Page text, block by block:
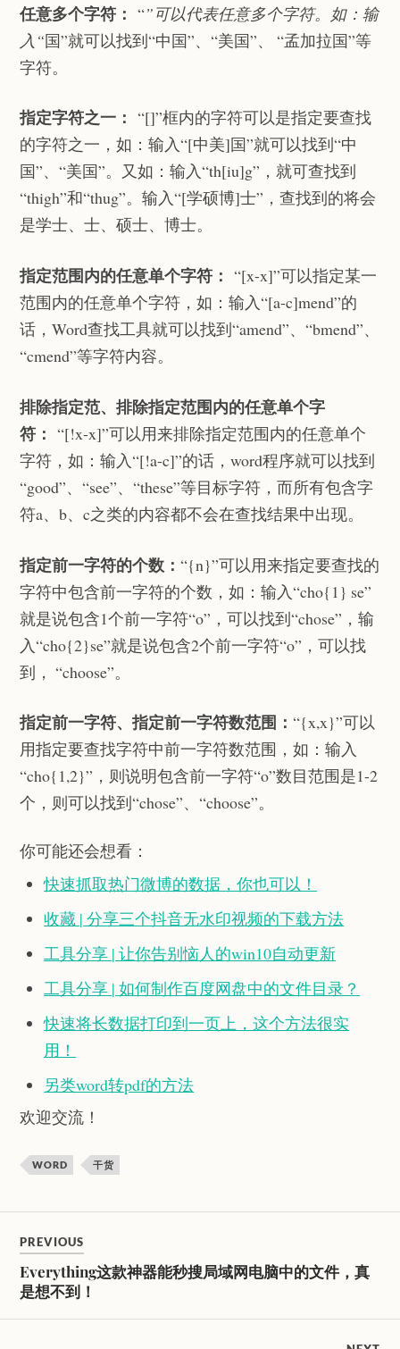
任意多个字符： “”可以代表任意多个字符。如：输
入“国”就可以找到“中国”、“美国”、 “孟加拉国”等
字符。
指定字符之一： “[]”框内的字符可以是指定要查找
的字符之一，如：输入“[中美]国”就可以找到“中
国”、“美国”。又如：输入“th[iu]g”，就可查找到
“thigh”和“thug”。输入“[学硕博]士”，查找到的将会
是学士、士、硕士、博士。
指定范围内的任意单个字符： “[x-x]”可以指定某一
范围内的任意单个字符，如：输入“[a-c]mend”的
话，Word查找工具就可以找到“amend”、“bmend”、
“cmend”等字符内容。
排除指定范、排除指定范围内的任意单个字
符： “[!x-x]”可以用来排除指定范围内的任意单个
字符，如：输入“[!a-c]”的话，word程序就可以找到
“good”、“see”、“these”等目标字符，而所有包含字
符a、b、c之类的内容都不会在查找结果中出现。
指定前一字符的个数：“{n}”可以用来指定要查找的
字符中包含前一字符的个数，如：输入“cho{1} se”
就是说包含1个前一字符“o”，可以找到“chose”，输
入“cho{2}se”就是说包含2个前一字符“o”，可以找
到， “choose”。
指定前一字符、指定前一字符数范围：“{x,x}”可以
用指定要查找字符中前一字符数范围，如：输入
“cho{1,2}”，则说明包含前一字符“o”数目范围是1-2
个，则可以找到“chose”、“choose”。
你可能还会想看：
快速抓取热门微博的数据，你也可以！
收藏 | 分享三个抖音无水印视频的下载方法
工具分享 | 让你告别恼人的win10自动更新
工具分享 | 如何制作百度网盘中的文件目录？
快速将长数据打印到一页上，这个方法很实
用！
另类word转pdf的方法
欢迎交流！
WORD 干货
PREVIOUS
Everything这款神器能秒搜局域网电脑中的文件，真
是想不到！